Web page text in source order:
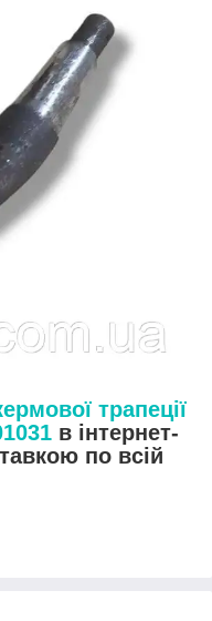
трапеції
в інтернет-
по всій